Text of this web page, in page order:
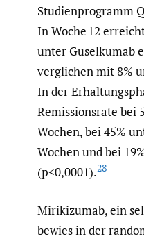
Studienprogramm
In Woche 12
unter Guselkumab
verglichen mit 8%
In der
Remissionsrate bei
Wochen, bei 45%
Wochen und bei
(p<0,0001).28
Mirikizumab, ein
bewies in der